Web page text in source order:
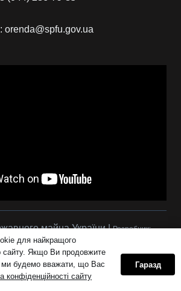
orenda@spfu.gov.ua
майна України |Розробник:
сайту orenda.gov.ua
для найкращого
сайту. Якщо Ви продовжите
ми будемо вважати, що Вас
конфіденційності сайту
Гаразд